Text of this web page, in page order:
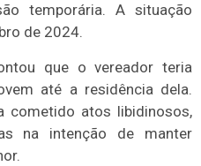
temporária. A situação
de 2024.
que o vereador teria
até a residência dela.
cometido atos libidinosos,
na intenção de manter